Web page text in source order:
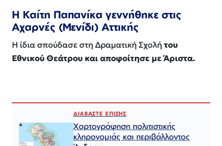
Η Καίτη Παπανίκα γεννήθηκε στις
Αχαρνές (Μενίδι) Αττικής
Η ίδια σπούδασε στη Δραματική Σχολή του
Εθνικού Θεάτρου και αποφοίτησε με Άριστα.
ΔΙΑΒΑΣΤΕ ΕΠΙΣΗΣ
Χαρτογράφηση πολιτιστικής
κληρονομιάς και περιβάλλοντος